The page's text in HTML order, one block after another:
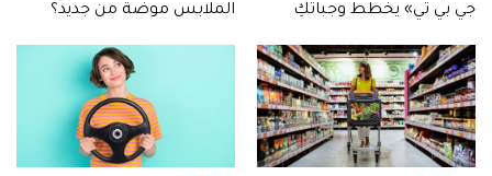
جي بي تي» يخطط وجباتكِ
الملابس موضة من جديد؟